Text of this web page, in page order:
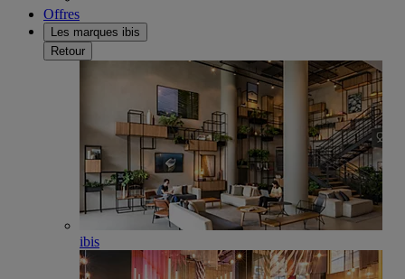
Offres
Les marques ibis
Retour
ibis